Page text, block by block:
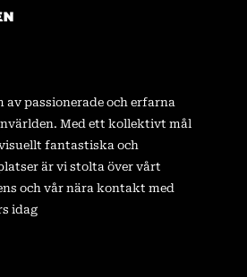
av passionerade och erfarna
Med ett kollektivt mål
fantastiska och
är vi stolta över vårt
och vår nära kontakt med
idag